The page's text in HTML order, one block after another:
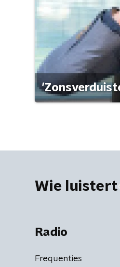
Wie luistert
Radio
Frequenties